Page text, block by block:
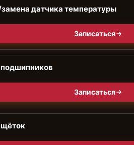
датчика температуры
Записаться
Записаться